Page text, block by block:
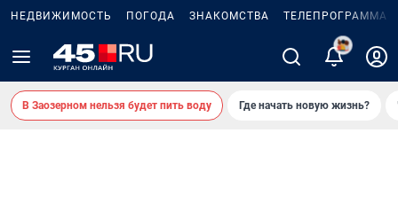
НЕДВИЖИМОСТЬ ПОГОДА ЗНАКОМСТВА ТЕЛЕПРОГРАММА
2
В Заозерном нельзя будет пить воду Где начать новую жизнь?